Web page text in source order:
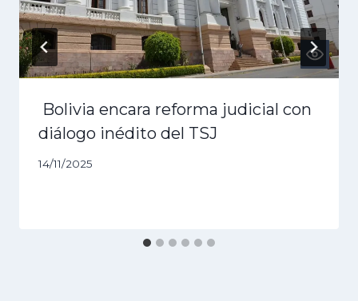
Bolivia encara reforma judicial con
diálogo inédito del TSJ
14/11/2025